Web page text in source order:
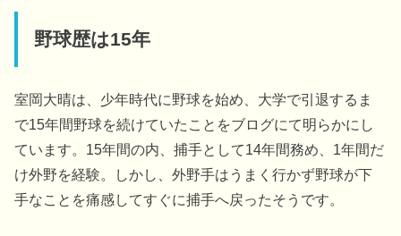
野球歴は15年
室岡大晴は、少年時代に野球を始め、大学で引退するま
で15年間野球を続けていたことをブログにて明らかにし
ています。15年間の内、捕手として14年間務め、1年間だ
け外野を経験。しかし、外野手はうまく行かず野球が下
手なことを痛感してすぐに捕手へ戻ったそうです。